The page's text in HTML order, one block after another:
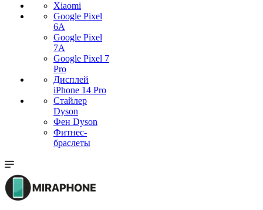
Xiaomi
Google Pixel
6A
Google Pixel
7А
Google Pixel 7
Pro
Дисплей
iPhone 14 Pro
Стайлер
Dyson
Фен Dyson
Фитнес-
браслеты